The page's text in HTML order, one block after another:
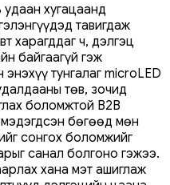
удаан хугацаанд
тавигдаж
харагддаг ч, дэлгэц
байгаагүй гэж
тунгалаг microLED
төв, зочид
боломжтой B2B
бөгөөд мөн
сонгох боломжийг
санал болгоно гэжээ.
хана мэт ашиглаж